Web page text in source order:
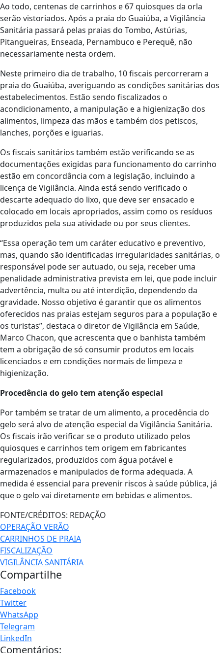
Ao todo, centenas de carrinhos e 67 quiosques da orla
serão vistoriados. Após a praia do Guaiúba, a Vigilância
Sanitária passará pelas praias do Tombo, Astúrias,
Pitangueiras, Enseada, Pernambuco e Perequê, não
necessariamente nesta ordem.
Neste primeiro dia de trabalho, 10 fiscais percorreram a
praia do Guaiúba, averiguando as condições sanitárias dos
estabelecimentos. Estão sendo fiscalizados o
acondicionamento, a manipulação e a higienização dos
alimentos, limpeza das mãos e também dos petiscos,
lanches, porções e iguarias.
Os fiscais sanitários também estão verificando se as
documentações exigidas para funcionamento do carrinho
estão em concordância com a legislação, incluindo a
licença de Vigilância. Ainda está sendo verificado o
descarte adequado do lixo, que deve ser ensacado e
colocado em locais apropriados, assim como os resíduos
produzidos pela sua atividade ou por seus clientes.
“Essa operação tem um caráter educativo e preventivo,
mas, quando são identificadas irregularidades sanitárias, o
responsável pode ser autuado, ou seja, receber uma
penalidade administrativa prevista em lei, que pode incluir
advertência, multa ou até interdição, dependendo da
gravidade. Nosso objetivo é garantir que os alimentos
oferecidos nas praias estejam seguros para a população e
os turistas”, destaca o diretor de Vigilância em Saúde,
Marco Chacon, que acrescenta que o banhista também
tem a obrigação de só consumir produtos em locais
licenciados e em condições normais de limpeza e
higienização.
Procedência do gelo tem atenção especial
Por também se tratar de um alimento, a procedência do
gelo será alvo de atenção especial da Vigilância Sanitária.
Os fiscais irão verificar se o produto utilizado pelos
quiosques e carrinhos tem origem em fabricantes
regularizados, produzidos com água potável e
armazenados e manipulados de forma adequada. A
medida é essencial para prevenir riscos à saúde pública, já
que o gelo vai diretamente em bebidas e alimentos.
FONTE/CRÉDITOS: REDAÇÃO
OPERAÇÃO VERÃO
CARRINHOS DE PRAIA
FISCALIZAÇÃO
VIGILÂNCIA SANITÁRIA
Compartilhe
Facebook
Twitter
WhatsApp
Telegram
LinkedIn
Comentários: